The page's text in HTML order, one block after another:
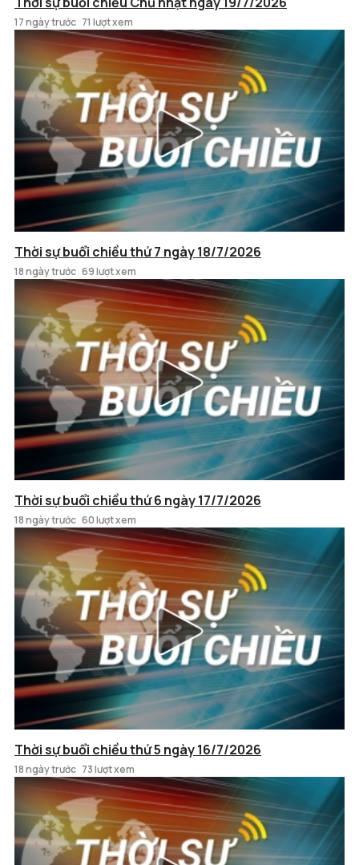
17 ngày trước 71 lượt xem
Thời sự buổi chiều thứ 7 ngày 18/7/2026
18 ngày trước 69 lượt xem
Thời sự buổi chiều thứ 6 ngày 17/7/2026
18 ngày trước 60 lượt xem
Thời sự buổi chiều thứ 5 ngày 16/7/2026
18 ngày trước 73 lượt xem